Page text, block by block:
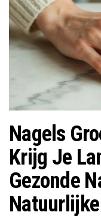
Nagels
Krijg Je
Gezonde